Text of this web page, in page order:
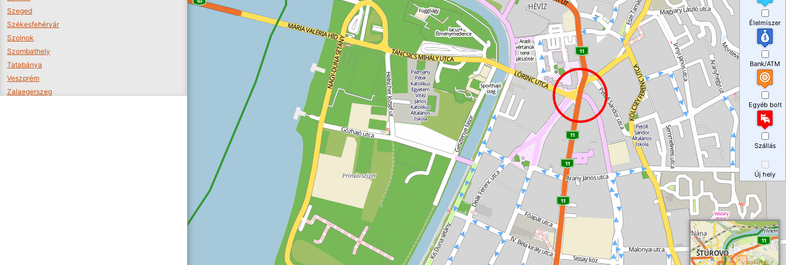
Szeged
Székesfehérvár
Szolnok
Szombathely
Tatabánya
Veszprém
Zalaegerszeg
Élelmiszer
Bank/ATM
Egyéb bolt
Szállás
Új hely